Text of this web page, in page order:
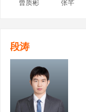
曾质彬
张芊
段涛